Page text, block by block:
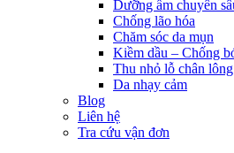
Dưỡng ẩm chuyên
Chống lão hóa
Chăm sóc da mụn
Kiềm dầu – Chống
Thu nhỏ lỗ chân lông
Da nhạy cảm
Blog
Liên hệ
Tra cứu vận đơn